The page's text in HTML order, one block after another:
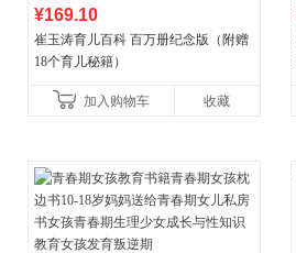
¥169.10
崔玉涛育儿百科 百万册纪念版（附赠
18个育儿秘籍）
加入购物车 收藏